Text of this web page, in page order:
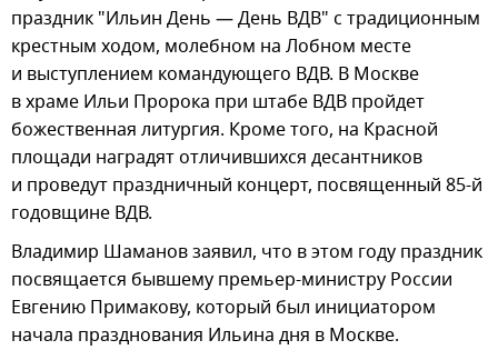
праздник "Ильин День — День ВДВ" с традиционным
крестным ходом, молебном на Лобном месте
и выступлением командующего ВДВ. В Москве
в храме Ильи Пророка при штабе ВДВ пройдет
божественная литургия. Кроме того, на Красной
площади наградят отличившихся десантников
и проведут праздничный концерт, посвященный 85-й
годовщине ВДВ.
Владимир Шаманов заявил, что в этом году праздник
посвящается бывшему премьер-министру России
Евгению Примакову, который был инициатором
начала празднования Ильина дня в Москве.